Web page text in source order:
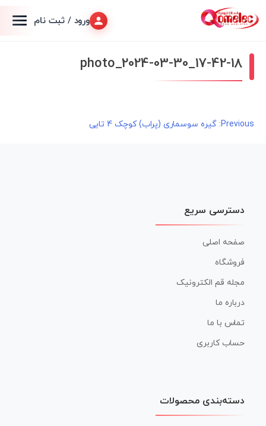
ورود / ثبت نام
photo_2024-03-30_17-42-18
راهبری
Previous: گیره سوسماری (پراب) کوچک 4 تایی
دسترسی سریع
صفحه اصلی
فروشگاه
مجله قم الکترونیک
درباره ما
تماس با ما
حساب کاربری
دسته‌بندی محصولات